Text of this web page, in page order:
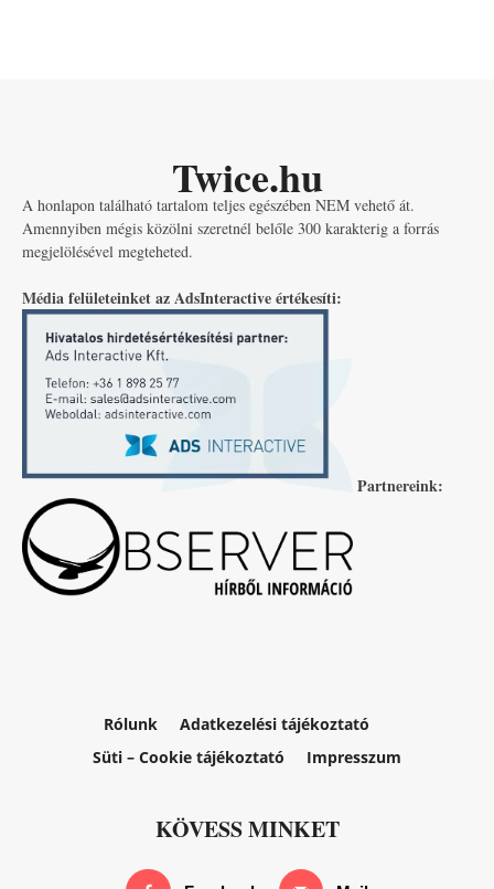
Twice.hu
A honlapon található tartalom teljes egészében NEM vehető át.
Amennyiben mégis közölni szeretnél belőle 300 karakterig a forrás
megjelölésével megteheted.
Média felületeinket az AdsInteractive értékesíti:
Partnereink:
Rólunk
Adatkezelési tájékoztató
Süti – Cookie tájékoztató
Impresszum
KÖVESS MINKET